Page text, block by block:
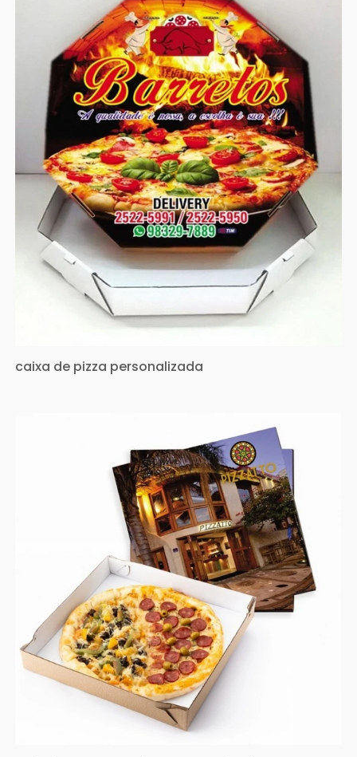
caixa de pizza personalizada